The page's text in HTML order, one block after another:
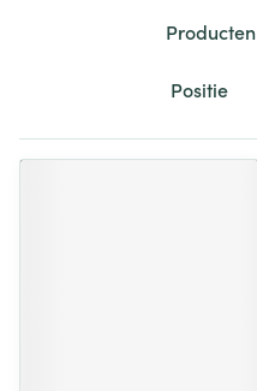
Producten
Sorteer op: